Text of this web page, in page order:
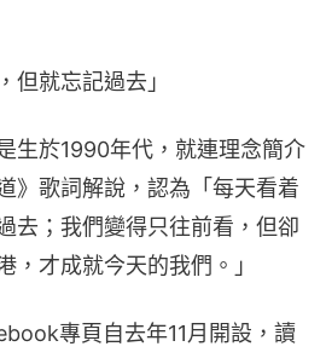
但就忘記過去」
生於1990年代，就連理念簡介
》歌詞解說，認為「每天看着
去；我們變得只往前看，但卻
，才成就今天的我們。」
專頁自去年11月開設，讀